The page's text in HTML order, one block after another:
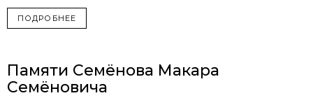
ПОДРОБНЕЕ
Памяти Семёнова Макара
Семёновича